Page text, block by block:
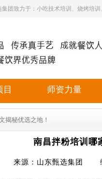
集团致力于：小吃技术培训、烧烤培
师资力量
揭秘优选之地！
南昌拌粉培训哪
来源：山东甄选集团